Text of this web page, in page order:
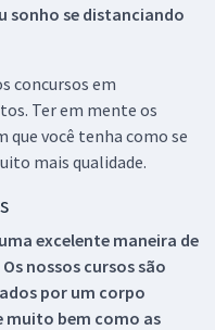
sonho se distanciando
concursos em
Ter em mente os
que você tenha como se
mais qualidade.
excelente maneira de
nossos cursos são
por um corpo
muito bem como as